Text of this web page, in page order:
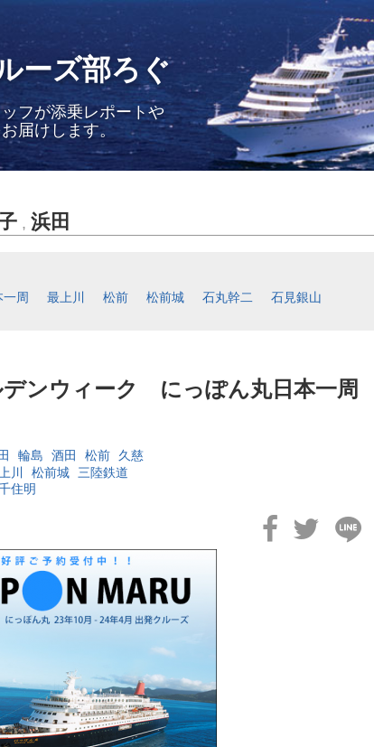
ーズ部ろぐ
フが添乗レポートや
届けします。
, 浜田
一周 最上川 松前 松前城 石丸幹二
石見銀山
デンウィーク にっぽん丸日本一周
輪島 酒田 松前
久慈
川 松前城
三陸鉄道
住明